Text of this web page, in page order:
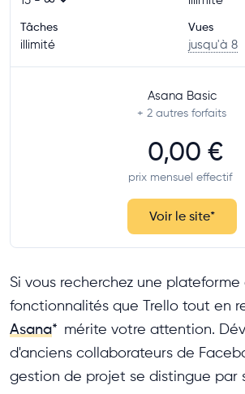
Tâches
illimité
Vues
jusqu'à 8
Asana Basic
+ 2 autres forfaits
0,00 €
prix mensuel effectif
Voir le site*
Si vous recherchez une
fonctionnalités que Trello tout en
Asana* mérite votre attention.
d'anciens collaborateurs de
gestion de projet se distingue par